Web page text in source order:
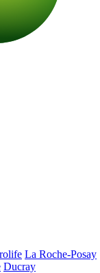
La Roche-Posay
Ducray